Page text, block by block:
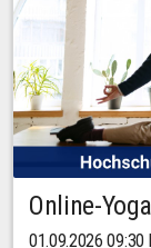
Online-
01.09.2026 09:30